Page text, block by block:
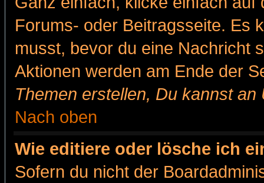
Forums- oder Beitragsseite. Es
musst, bevor du eine Nachricht
Aktionen werden am Ende der
Themen erstellen, Du kannst
Nach oben
Wie editiere oder lösche ich
Sofern du nicht der